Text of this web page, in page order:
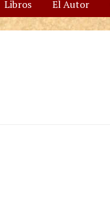
Libros El Autor